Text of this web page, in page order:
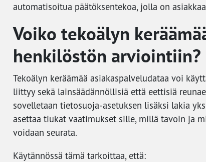
automatisoitua päätöksentekoa, jolla on
Voiko tekoälyn
henkilöstön arviointiin?
Tekoälyn keräämää asiakaspalveludataa voi
liittyy sekä lainsäädännöllisiä että eettisiä
sovelletaan tietosuoja-asetuksen lisäksi lakia
asettaa tiukat vaatimukset sille, millä tavoin ja
voidaan seurata.
Käytännössä tämä tarkoittaa, että: